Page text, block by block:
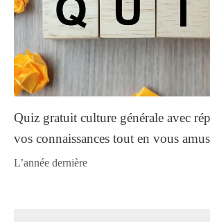
Quiz gratuit culture générale avec
vos connaissances tout en vous
l’année dernière